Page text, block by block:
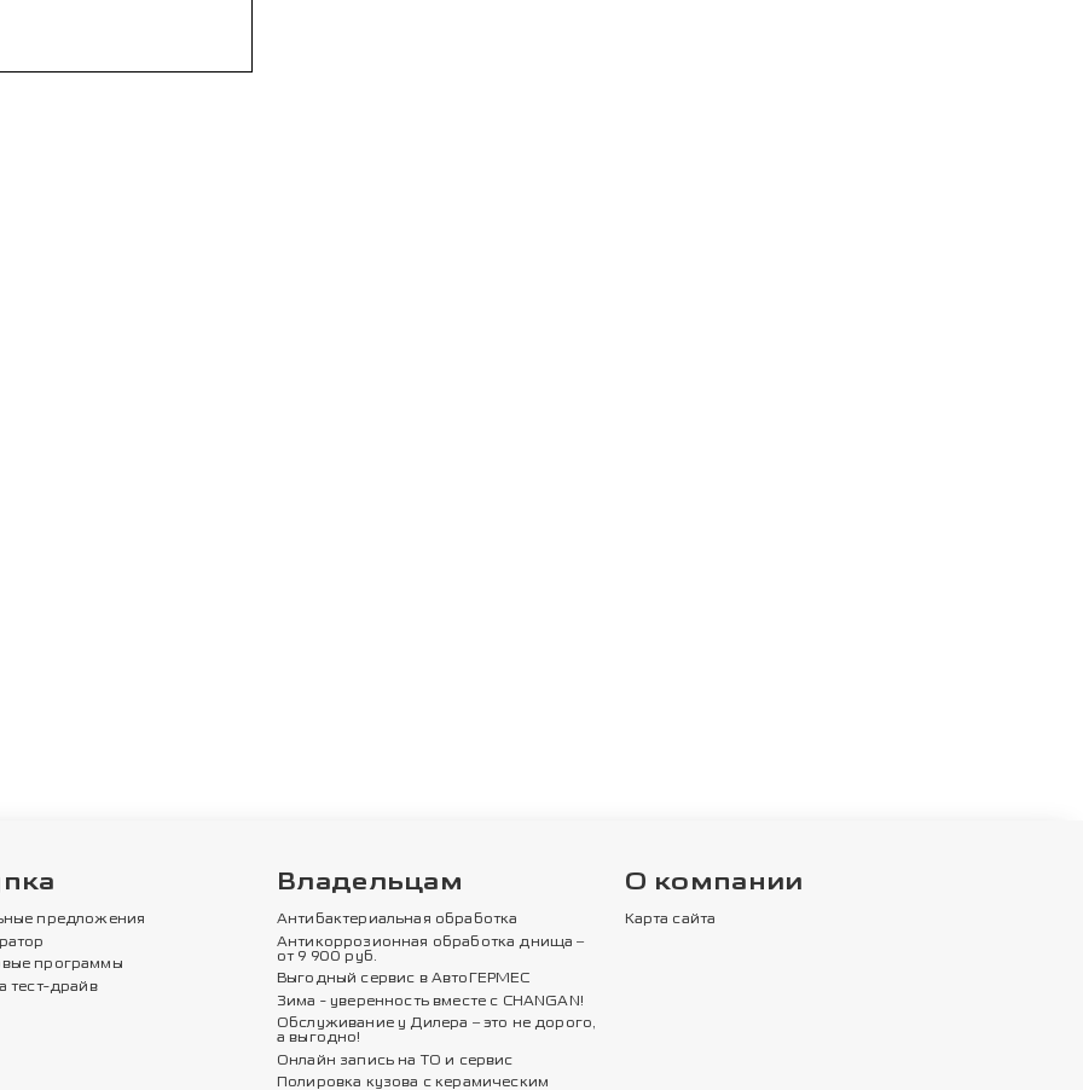
предложения
программы
тест-драйв
Владельцам
Антибактериальная обработка
Антикоррозионная обработка днища –
от 9 900 руб.
Выгодный сервис в АвтоГЕРМЕС
Зима - уверенность вместе с CHANGAN!
Обслуживание у Дилера – это не дорого,
а выгодно!
Онлайн запись на ТО и сервис
Полировка кузова с керамическим
О компании
Карта сайта